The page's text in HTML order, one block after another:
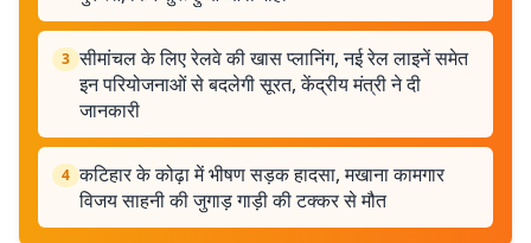
3 सीमांचल के लिए रेलवे की खास प्लानिंग, नई रेल लाइनें समेत
इन परियोजनाओं से बदलेगी सूरत, केंद्रीय मंत्री ने दी
जानकारी
4 कटिहार के कोढ़ा में भीषण सड़क हादसा, मखाना कामगार
विजय साहनी की जुगाड़ गाड़ी की टक्कर से मौत